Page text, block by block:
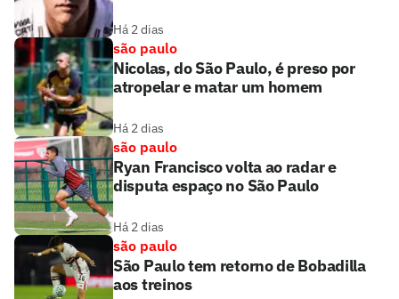
Há 2 dias
são paulo
Nicolas, do São Paulo, é preso por
atropelar e matar um homem
Há 2 dias
são paulo
Ryan Francisco volta ao radar e
disputa espaço no São Paulo
Há 2 dias
são paulo
São Paulo tem retorno de Bobadilla
aos treinos